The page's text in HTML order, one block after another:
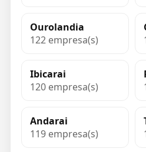
Ourolandia
122 empresa(s)
Ibicarai
120 empresa(s)
Andarai
119 empresa(s)